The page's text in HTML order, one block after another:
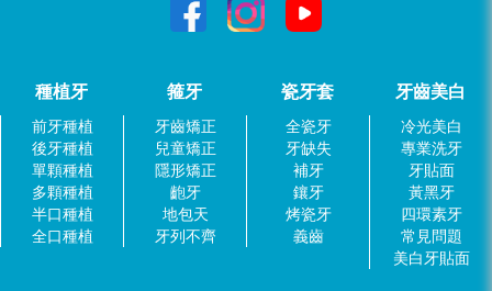
種植牙
前牙種植
後牙種植
單顆種植
多顆種植
半口種植
全口種植
箍牙
牙齒矯正
兒童矯正
隱形矯正
齙牙
地包天
牙列不齊
瓷牙套
全瓷牙
牙缺失
補牙
鑲牙
烤瓷牙
義齒
牙齒美白
冷光美白
專業洗牙
牙貼面
黃黑牙
四環素牙
常見問題
美白牙貼面